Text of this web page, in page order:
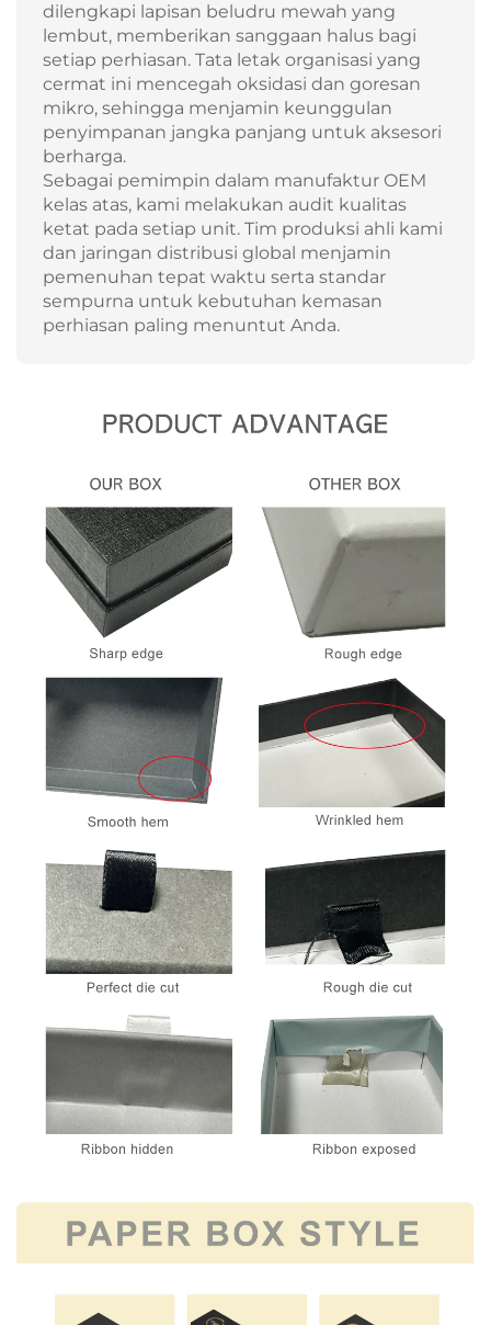
dilengkapi lapisan beludru mewah yang
lembut, memberikan sanggaan halus bagi
setiap perhiasan. Tata letak organisasi yang
cermat ini mencegah oksidasi dan goresan
mikro, sehingga menjamin keunggulan
penyimpanan jangka panjang untuk aksesori
berharga.
Sebagai pemimpin dalam manufaktur OEM
kelas atas, kami melakukan audit kualitas
ketat pada setiap unit. Tim produksi ahli kami
dan jaringan distribusi global menjamin
pemenuhan tepat waktu serta standar
sempurna untuk kebutuhan kemasan
perhiasan paling menuntut Anda.